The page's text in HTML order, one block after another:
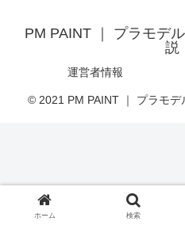
PM PAINT ｜ プラモデ
説
運営者情報
© 2021 PM PAINT ｜ プラモ
ホーム 検索